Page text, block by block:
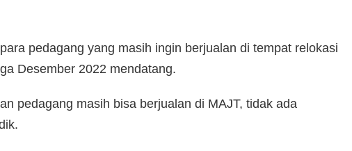
pedagang yang masih ingin berjualan di tempat relokasi
Desember 2022 mendatang.
pedagang masih bisa berjualan di MAJT, tidak ada